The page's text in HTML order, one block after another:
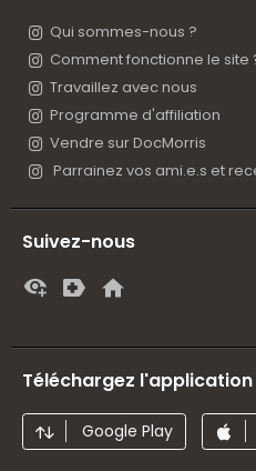
Qui sommes-nous ?
Comment fonctionne le site
Travaillez avec nous
Programme d'affiliation
Vendre sur DocMorris
Parrainez vos ami.e.s et
Suivez-nous
Téléchargez l'application
Google Play